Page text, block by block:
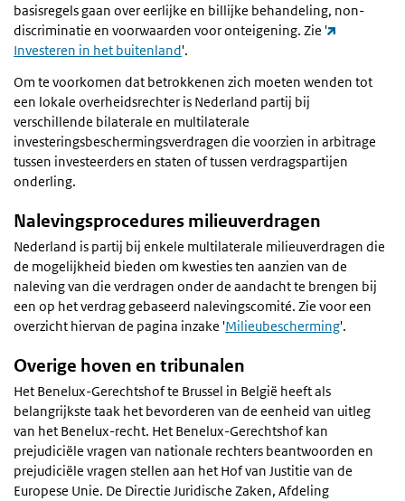
basisregels gaan over eerlijke en billijke behandeling, non-
discriminatie en voorwaarden voor onteigening. Zie '
Investeren in het buitenland'.
Om te voorkomen dat betrokkenen zich moeten wenden tot
een lokale overheidsrechter is Nederland partij bij
verschillende bilaterale en multilaterale
investeringsbeschermingsverdragen die voorzien in arbitrage
tussen investeerders en staten of tussen verdragspartijen
onderling.
Nalevingsprocedures milieuverdragen
Nederland is partij bij enkele multilaterale milieuverdragen die
de mogelijkheid bieden om kwesties ten aanzien van de
naleving van die verdragen onder de aandacht te brengen bij
een op het verdrag gebaseerd nalevingscomité. Zie voor een
overzicht hiervan de pagina inzake 'Milieubescherming'.
Overige hoven en tribunalen
Het Benelux-Gerechtshof te Brussel in België heeft als
belangrijkste taak het bevorderen van de eenheid van uitleg
van het Benelux-recht. Het Benelux-Gerechtshof kan
prejudiciële vragen van nationale rechters beantwoorden en
prejudiciële vragen stellen aan het Hof van Justitie van de
Europese Unie. De Directie Juridische Zaken, Afdeling